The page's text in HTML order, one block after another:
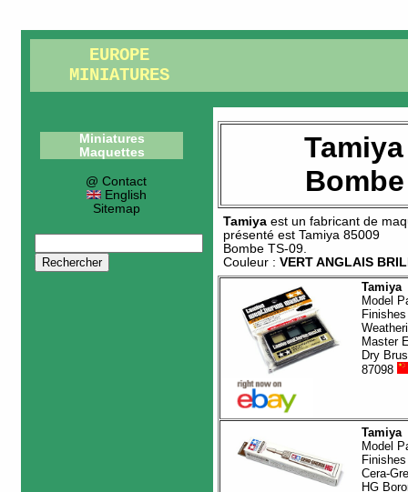
EUROPE
MINIATURES
Miniatures
Maquettes
@ Contact
English
Sitemap
Tamiya est un fabricant de
présenté estTamiya 85009
Bombe TS-09
Couleur :VERT ANGLAIS
Tamiya
Model
Finishes
Master
Dry
87098
Tamiya
Model
Finishes
Cera-
HG